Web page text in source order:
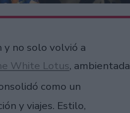
y no solo volvió a
White Lotus, ambientada
como un
y viajes. Estilo,